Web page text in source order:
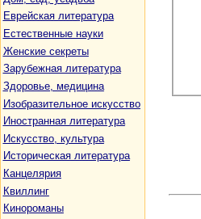
Еврейская литература
Естественные науки
Женские секреты
Зарубежная литература
Здоровье, медицина
Изобразительное искусство
Иностранная литература
Искусство, культура
Историческая литература
Канцелярия
Квиллинг
Кинороманы